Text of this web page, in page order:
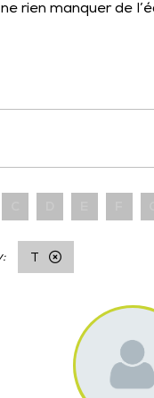
rien manquer de
T